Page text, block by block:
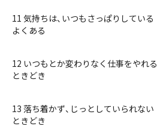
11 気持ちは、いつもさっぱりしている
よくある
12 いつもとか変わりなく仕事をやれる
ときどき
13 落ち着かず、じっとしていられない
ときどき